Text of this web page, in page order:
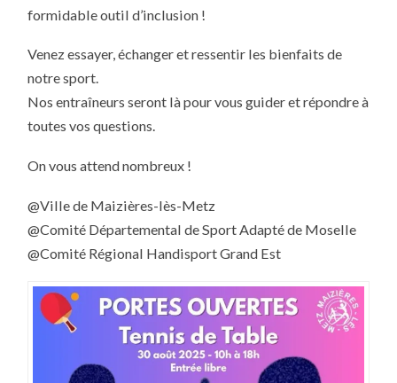
formidable outil d’inclusion !
Venez essayer, échanger et ressentir les bienfaits de
notre sport.
Nos entraîneurs seront là pour vous guider et répondre à
toutes vos questions.
On vous attend nombreux !
@Ville de Maizières-lès-Metz
@Comité Départemental de Sport Adapté de Moselle
@Comité Régional Handisport Grand Est